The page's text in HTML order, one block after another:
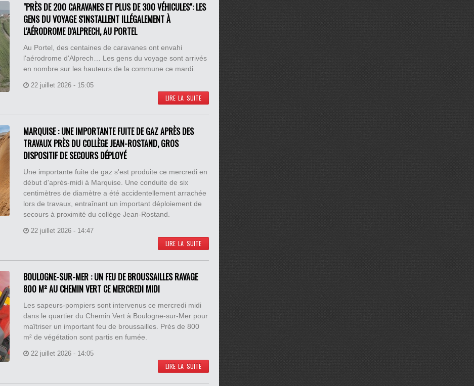
"PRÈS DE 200 CARAVANES ET PLUS DE 300 VÉHICULES": LES
GENS DU VOYAGE S'INSTALLENT ILLÉGALEMENT À
L'AÉRODROME D'ALPRECH, AU PORTEL
Au Portel, des centaines de caravanes ont envahi
l'aérodrome d'Alprech… Les gens du voyage sont arrivés
en nombre sur les hauteurs de la commune ce mardi.
22 juillet 2026 - 15:05
LIRE LA SUITE
MARQUISE : UNE IMPORTANTE FUITE DE GAZ APRÈS DES
TRAVAUX PRÈS DU COLLÈGE JEAN-ROSTAND, GROS
DISPOSITIF DE SECOURS DÉPLOYÉ
Une importante fuite de gaz s'est produite ce mercredi en
début d'après-midi à Marquise. Une conduite de six
centimètres de diamètre a été accidentellement arrachée
lors de travaux, entraînant un important déploiement de
secours à proximité du collège Jean-Rostand.
22 juillet 2026 - 14:47
LIRE LA SUITE
BOULOGNE-SUR-MER : UN FEU DE BROUSSAILLES RAVAGE
800 M² AU CHEMIN VERT CE MERCREDI MIDI
Les sapeurs-pompiers sont intervenus ce mercredi midi
dans le quartier du Chemin Vert à Boulogne-sur-Mer pour
maîtriser un important feu de broussailles. Près de 800
m² de végétation sont partis en fumée.
22 juillet 2026 - 14:05
LIRE LA SUITE